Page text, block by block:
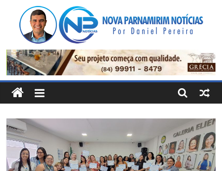
conteúdo
Nova
Parnamirim
Notícias
Por
Daniel
Pereira